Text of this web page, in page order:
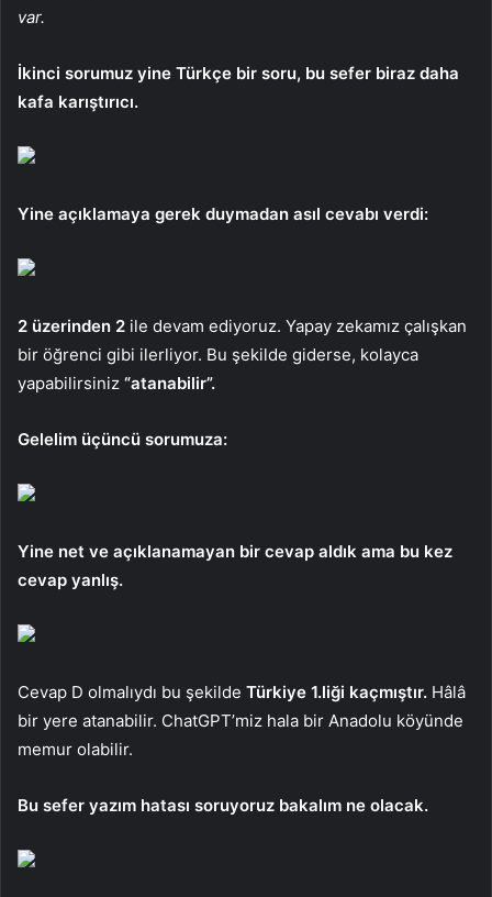
var.
İkinci sorumuz yine Türkçe bir soru, bu sefer biraz daha
kafa karıştırıcı.
Yine açıklamaya gerek duymadan asıl cevabı verdi:
2 üzerinden 2 ile devam ediyoruz. Yapay zekamız çalışkan
bir öğrenci gibi ilerliyor. Bu şekilde giderse, kolayca
yapabilirsiniz “atanabilir”.
Gelelim üçüncü sorumuza:
Yine net ve açıklanamayan bir cevap aldık ama bu kez
cevap yanlış.
Cevap D olmalıydı bu şekilde Türkiye 1.liği kaçmıştır. Hâlâ
bir yere atanabilir. ChatGPT’miz hala bir Anadolu köyünde
memur olabilir.
Bu sefer yazım hatası soruyoruz bakalım ne olacak.